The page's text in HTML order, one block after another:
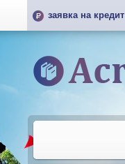
заявка на кредит